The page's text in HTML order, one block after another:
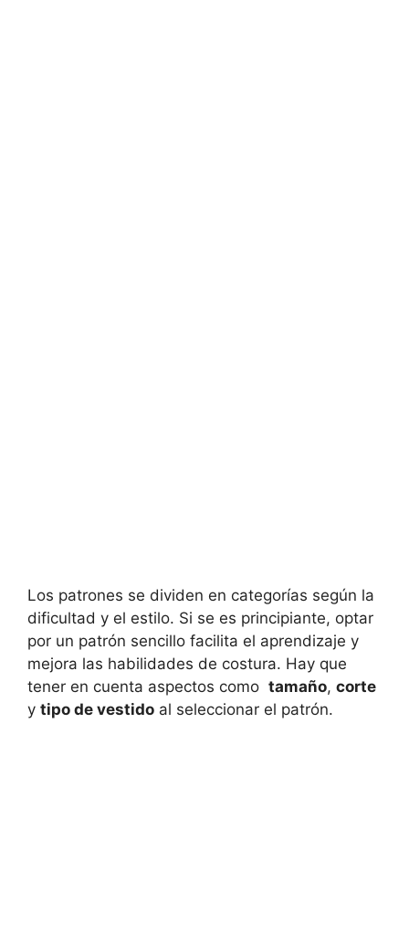
Los⁢ patrones se dividen en categorías según la
dificultad y el estilo. Si se es principiante, optar
por un patrón sencillo facilita el‌ aprendizaje y
mejora las habilidades de costura. Hay que
tener en⁤ cuenta aspectos como ⁤ tamaño, corte
y tipo de vestido al seleccionar el patrón.